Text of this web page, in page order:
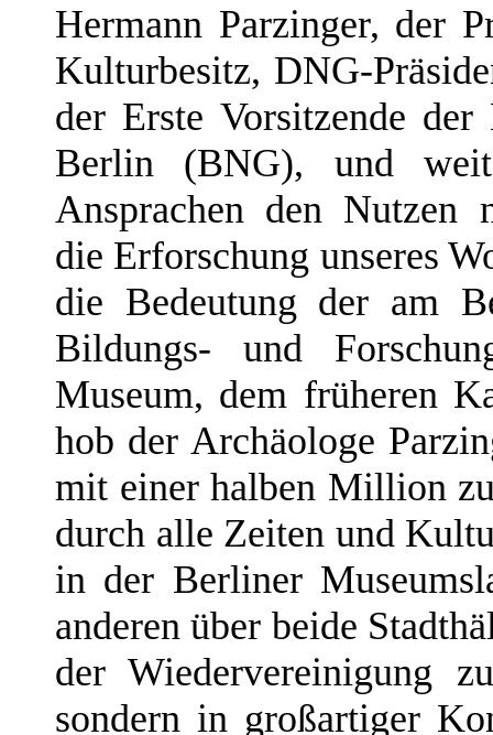
Hermann Parzinger, der
Kulturbesitz, DNG-
der Erste Vorsitzende
Berlin (BNG), und
Ansprachen den Nutzen
die Erforschung unseres
die Bedeutung der am
Bildungs- und
Museum, dem früheren
hob der Archäologe
mit einer halben Million
durch alle Zeiten und
in der Berliner
anderen über beide
der Wiedervereinigung
sondern in großartiger